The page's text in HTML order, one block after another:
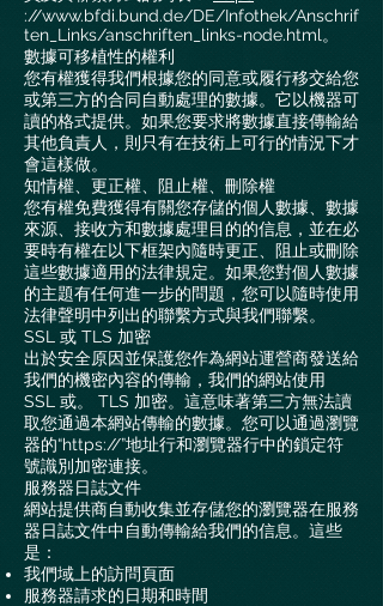
://www.bfdi.bund.de/DE/Infothek/Anschrif
ten_Links/anschriften_links-node.html。
數據可移植性的權利
您有權獲得我們根據您的同意或履行移交給您
或第三方的合同自動處理的數據。它以機器可
讀的格式提供。如果您要求將數據直接傳輸給
其他負責人，則只有在技術上可行的情況下才
會這樣做。
知情權、更正權、阻止權、刪除權
您有權免費獲得有關您存儲的個人數據、數據
來源、接收方和數據處理目的的信息，並在必
要時有權在以下框架內隨時更正、阻止或刪除
這些數據適用的法律規定。如果您對個人數據
的主題有任何進一步的問題，您可以隨時使用
法律聲明中列出的聯繫方式與我們聯繫。
SSL 或 TLS 加密
出於安全原因並保護您作為網站運營商發送給
我們的機密內容的傳輸，我們的網站使用
SSL 或。 TLS 加密。這意味著第三方無法讀
取您通過本網站傳輸的數據。您可以通過瀏覽
器的“https://”地址行和瀏覽器行中的鎖定符
號識別加密連接。
服務器日誌文件
網站提供商自動收集並存儲您的瀏覽器在服務
器日誌文件中自動傳輸給我們的信息。這些
是：
我們域上的訪問頁面
服務器請求的日期和時間